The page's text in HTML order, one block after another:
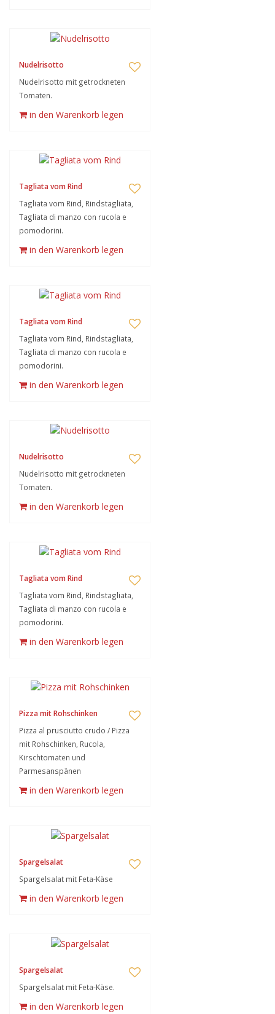
Nudelrisotto
Nudelrisotto mit getrockneten
Tomaten.
in den Warenkorb legen
Tagliata vom Rind
Tagliata vom Rind, Rindstagliata,
Tagliata di manzo con rucola e
pomodorini.
in den Warenkorb legen
Tagliata vom Rind
Tagliata vom Rind, Rindstagliata,
Tagliata di manzo con rucola e
pomodorini.
in den Warenkorb legen
Nudelrisotto
Nudelrisotto mit getrockneten
Tomaten.
in den Warenkorb legen
Tagliata vom Rind
Tagliata vom Rind, Rindstagliata,
Tagliata di manzo con rucola e
pomodorini.
in den Warenkorb legen
Pizza mit Rohschinken
Pizza al prusciutto crudo / Pizza
mit Rohschinken, Rucola,
Kirschtomaten und
Parmesanspänen
in den Warenkorb legen
Spargelsalat
Spargelsalat mit Feta-Käse
in den Warenkorb legen
Spargelsalat
Spargelsalat mit Feta-Käse.
in den Warenkorb legen